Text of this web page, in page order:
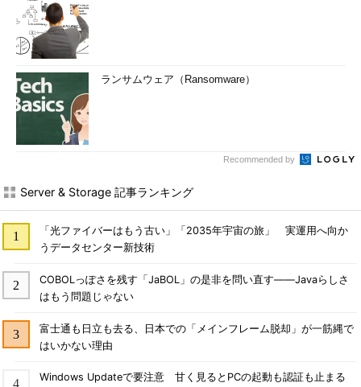
ランサムウェア（Ransomware）
Recommended by
Server & Storage 記事ランキング
「光ファイバーはもう古い」「2035年宇宙の旅」 実運用へ向か
うデータセンター新技術
COBOLっぽさを残す「JaBOL」の是非を問い直す――Javaらしさ
はもう問題じゃない
富士通も日立も去る、日本での「メインフレーム脱却」が一筋縄で
はいかない理由
Windows Updateで要注意 甘く見るとPCの起動も認証も止まる